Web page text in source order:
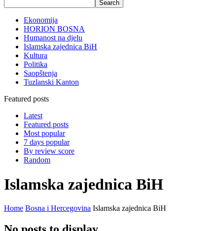
Ekonomija
HORION BOSNA
Humanost na djelu
Islamska zajednica BiH
Kultura
Politika
Saopštenja
Tuzlanski Kanton
Featured posts
Latest
Featured posts
Most popular
7 days popular
By review score
Random
Islamska zajednica BiH
Home Bosna i Hercegovina Islamska zajednica BiH